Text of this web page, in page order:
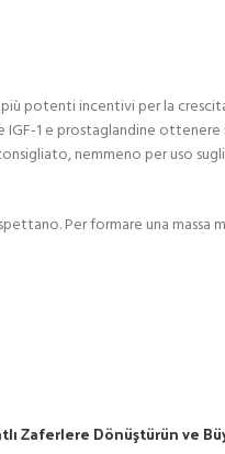
potenti incentivi per la
1 e prostaglandine ottenere
nemmeno per uso
Per formare una massa
Zaferlere Dönüştürün ve